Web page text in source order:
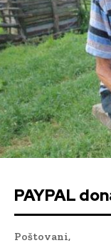
PAYPAL
Poštovani,